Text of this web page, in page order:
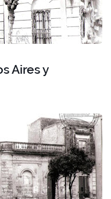
Aires y